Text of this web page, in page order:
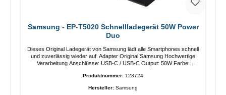
Samsung - EP-T5020 Schnellladegerät 50W Power
Duo
Dieses Original Ladegerät von Samsung lädt alle Smartphones schnell
und zuverlässig wieder auf. Adapter Original Samsung Hochwertige
Verarbeitung Anschlüsse: USB-C / USB-C Output: 50W Farbe:
Schwarz/li>
Produktnummer: 123724
Hersteller: Samsung